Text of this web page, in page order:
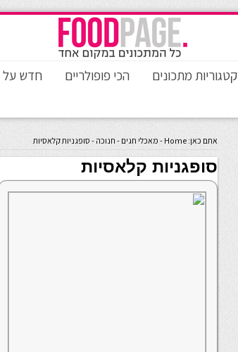
קטגוריות מתכונים הכי פופולריים חדש
אתם כאן: Home
- מאכלי חגים-חנוכה - סופגניות קלאסיות
סופגניות קלאסיות